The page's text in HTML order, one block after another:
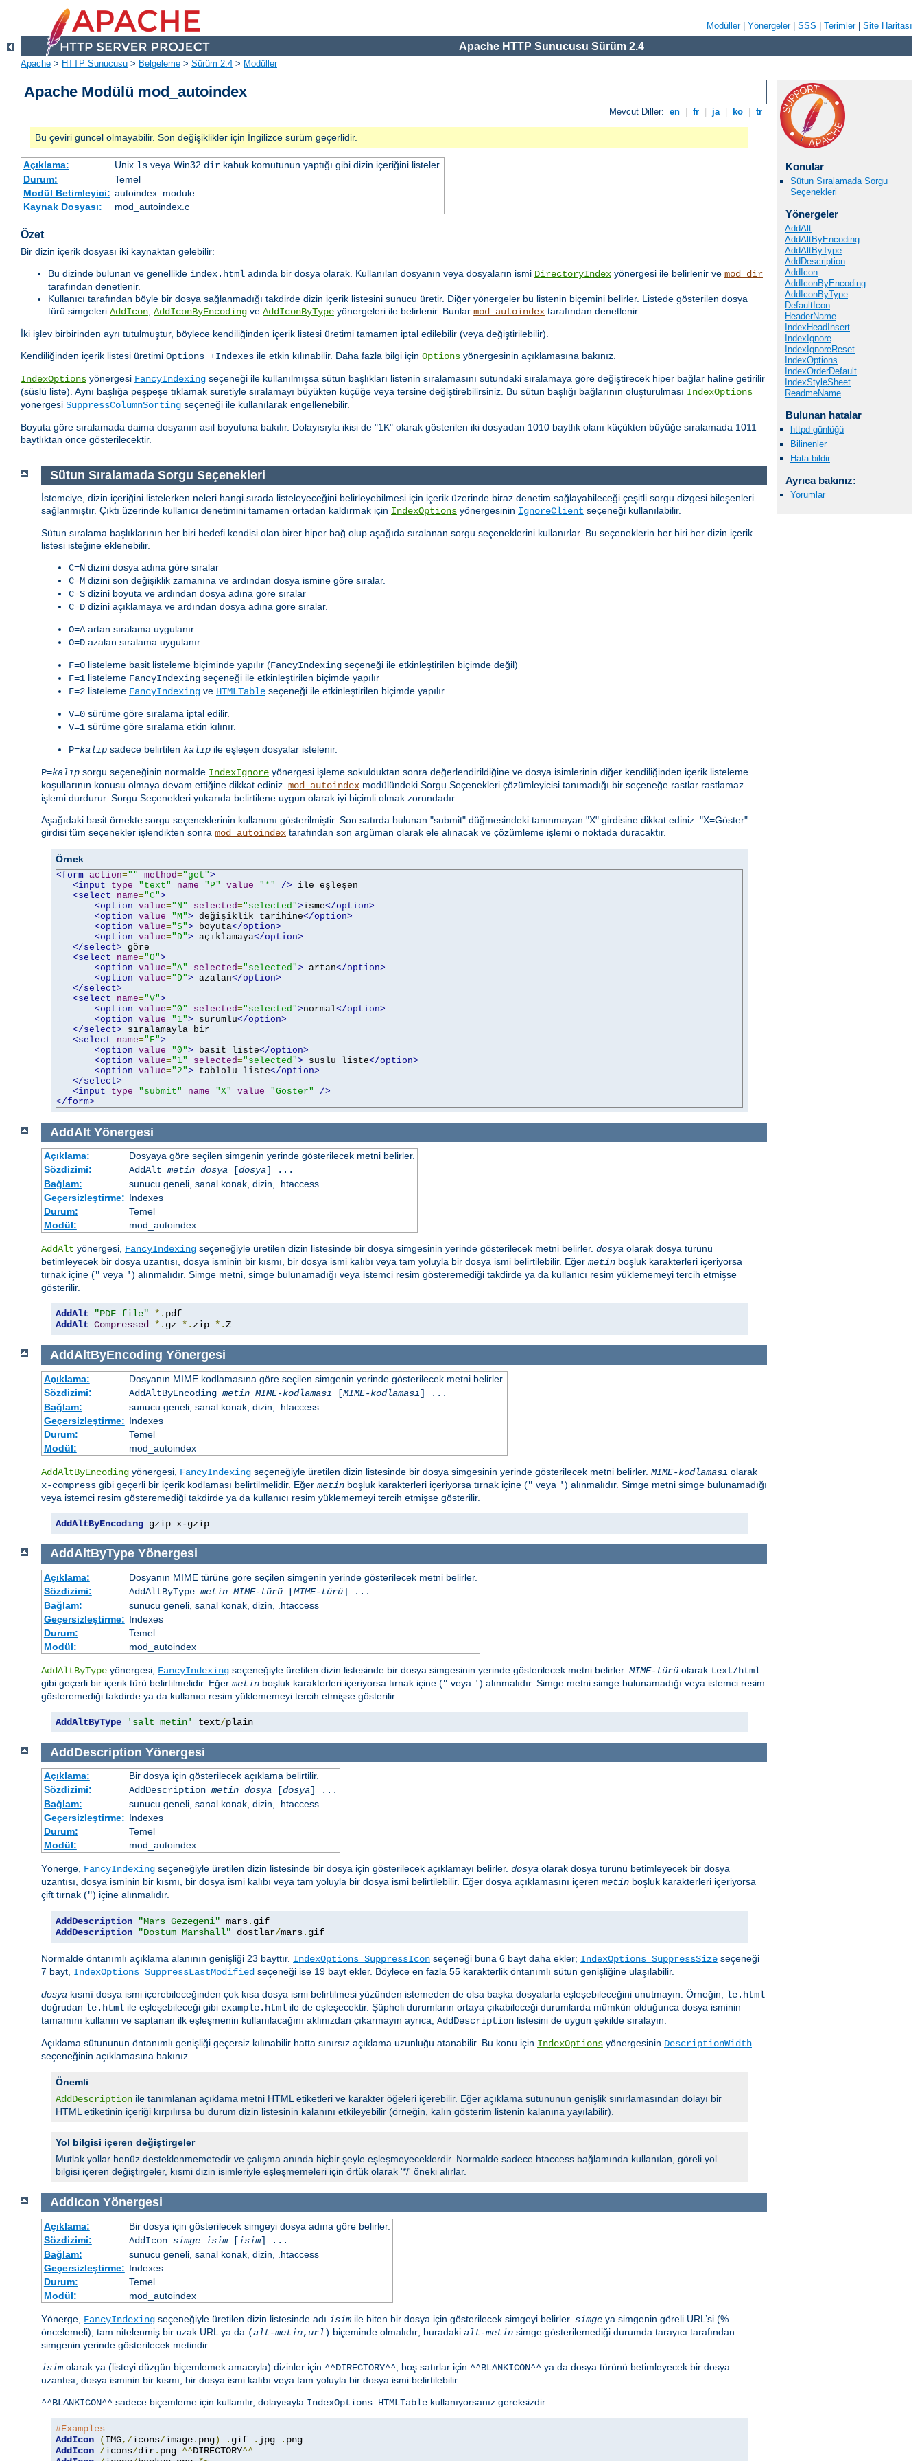
Modüller| Yönergeler| SSS Terimler| Site Haritası
Apache HTTP Sunucusu Sürüm 2.4
Apache > HTTP Sunucusu > Belgeleme > Sürüm 2.4 > Modüller
Apache Modülü mod_autoindex
Mevcut Diller: en fr ja ko tr
Bu çeviri güncel olmayabilir. Son değişiklikler için İngilizce sürüm geçerlidir.
Açıklama: Unix lsveya Win32 dirkabuk komutunun yaptığı gibi dizin içeriğini listeler.
Durum:
Temel
Modül Betimleyici: autoindex_module
Kaynak Dosyası:
mod_autoindex.c
Özet
Bir dizin içerik dosyası iki kaynaktan gelebilir:
Bu dizinde bulunan ve genellikle index.html adında bir dosya olarak. Kullanılan dosyanın veya dosyaların ismi DirectoryIndex yönergesi ile belirlenir ve mod_dir
tarafından denetlenir.
Kullanıcı tarafından böyle bir dosya sağlanmadığı takdirde dizin içerik listesini sunucu üretir. Diğer yönergeler bu listenin biçemini belirler. Listede gösterilen dosya
türü simgeleri AddIcon, AddIconByEncoding ve AddIconByType yönergeleri ile belirlenir. Bunlar mod_autoindex tarafından denetlenir.
İki işlev birbirinden ayrı tutulmuştur, böylece kendiliğinden içerik listesi üretimi tamamen iptal edilebilir (veya değiştirilebilir).
Kendiliğinden içerik listesi üretimi Options +Indexes ile etkin kılınabilir. Daha fazla bilgi için Options yönergesinin açıklamasına bakınız.
IndexOptions yönergesi FancyIndexing seçeneği ile kullanılmışsa sütun başlıkları listenin sıralamasını sütundaki sıralamaya göre değiştirecek hiper bağlar haline getirilir
(süslü liste). Aynı başlığa peşpeşe tıklamak suretiyle sıralamayı büyükten küçüğe veya tersine değiştirebilirsiniz. Bu sütun başlığı bağlarının oluşturulması IndexOptions
yönergesi SuppressColumnSorting seçeneği ile kullanılarak engellenebilir.
Boyuta göre sıralamada daima dosyanın asıl boyutuna bakılır. Dolayısıyla ikisi de "1K" olarak gösterilen iki dosyadan 1010 baytlık olanı küçükten büyüğe sıralamada 1011
baytlıktan önce gösterilecektir.
Konular
Sütun Sıralamada Sorgu
Seçenekleri
Yönergeler
AddAlt
AddAltByEncoding
AddAltByType
AddDescription
AddIcon
AddIconByEncoding
AddIconByType
DefaultIcon
HeaderName
IndexHeadInsert
IndexIgnore
IndexIgnoreReset
IndexOptions
IndexOrderDefault
IndexStyleSheet
ReadmeName
Bulunan hatalar
httpd günlüğü
Bilinenler
Hata bildir
Ayrıca bakınız:
Yorumlar
Sütun Sıralamada Sorgu Seçenekleri
İstemciye, dizin içeriğini listelerken neleri hangi sırada listeleyeceğini belirleyebilmesi için içerik üzerinde biraz denetim sağlayabileceği çeşitli sorgu dizgesi bileşenleri
sağlanmıştır. Çıktı üzerinde kullanıcı denetimini tamamen ortadan kaldırmak için IndexOptions yönergesinin IgnoreClient seçeneği kullanılabilir.
Sütun sıralama başlıklarının her biri hedefi kendisi olan birer hiper bağ olup aşağıda sıralanan sorgu seçeneklerini kullanırlar. Bu seçeneklerin her biri her dizin içerik
listesi isteğine eklenebilir.
C=N dizini dosya adına göre sıralar
C=M dizini son değişiklik zamanına ve ardından dosya ismine göre sıralar.
C=S dizini boyuta ve ardından dosya adına göre sıralar
C=D dizini açıklamaya ve ardından dosya adına göre sıralar.
O=A artan sıralama uygulanır.
O=D azalan sıralama uygulanır.
F=0 listeleme basit listeleme biçiminde yapılır (FancyIndexing seçeneği ile etkinleştirilen biçimde değil)
F=1 listeleme FancyIndexing seçeneği ile etkinleştirilen biçimde yapılır
F=2 listeleme FancyIndexing ve HTMLTable seçeneği ile etkinleştirilen biçimde yapılır.
V=0 sürüme göre sıralama iptal edilir.
V=1 sürüme göre sıralama etkin kılınır.
P=kalıp sadece belirtilen kalıp ile eşleşen dosyalar istelenir.
P=kalıp sorgu seçeneğinin normalde IndexIgnore yönergesi işleme sokulduktan sonra değerlendirildiğine ve dosya isimlerinin diğer kendiliğinden içerik listeleme
koşullarının konusu olmaya devam ettiğine dikkat ediniz. mod_autoindex modülündeki Sorgu Seçenekleri çözümleyicisi tanımadığı bir seçeneğe rastlar rastlamaz
işlemi durdurur. Sorgu Seçenekleri yukarıda belirtilene uygun olarak iyi biçimli olmak zorundadır.
Aşağıdaki basit örnekte sorgu seçeneklerinin kullanımı gösterilmiştir. Son satırda bulunan "submit" düğmesindeki tanınmayan "X" girdisine dikkat ediniz. "X=Göster"
girdisi tüm seçenekler işlendikten sonra mod_autoindex tarafından son argüman olarak ele alınacak ve çözümleme işlemi o noktada duracaktır.
Örnek
<form action="" method="get">
<input
type="text" name="P" value="*" /> ile eşleşen
<select
name="C">
<option value="N" selected="selected">isme</option>
<option value="M"> değişiklik tarihine</option>
<option value="S"> boyuta</option>
<option value="D"> açıklamaya</option>
</select> göre
<select
name="O">
<option value="A" selected="selected"> artan</option>
<option value="D"> azalan</option>
</select>
<select
name="V">
<option value="0" selected="selected">normal</option>
<option value="1"> sürümlü</option>
</select> sıralamayla bir
<select
name="F">
<option value="0"> basit liste</option>
<option value="1" selected="selected"> süslü liste</option>
<option value="2"> tablolu liste</option>
</select>
<input
type="submit" name="X" value="Göster"
/>
</form>
AddAlt Yönergesi
Açıklama:
Dosyaya göre seçilen simgenin yerinde gösterilecek metni belirler.
Sözdizimi:
AddAlt metin dosya[dosya] ...
Bağlam:
sunucu geneli, sanal konak, dizin, .htaccess
Geçersizleştirme: Indexes
Durum:
Temel
Modül:
mod_autoindex
AddAlt yönergesi, FancyIndexing seçeneğiyle üretilen dizin listesinde bir dosya simgesinin yerinde gösterilecek metni belirler. dosya olarak dosya türünü
betimleyecek bir dosya uzantısı, dosya isminin bir kısmı, bir dosya ismi kalıbı veya tam yoluyla bir dosya ismi belirtilebilir. Eğer metin boşluk karakterleri içeriyorsa
tırnak içine (" veya ') alınmalıdır. Simge metni, simge bulunamadığı veya istemci resim gösteremediği takdirde ya da kullanıcı resim yüklememeyi tercih etmişse
gösterilir.
AddAlt "PDF file" *.
AddAlt Compressed *. gz *. zip *.Z
AddAltByEncoding Yönergesi
Açıklama:
Dosyanın MIME kodlamasına göre seçilen simgenin yerinde gösterilecek metni belirler.
Sözdizimi:
AddAltByEncoding metin MIME-kodlaması [MIME-kodlaması] ...
Bağlam:
sunucu geneli, sanal konak, dizin, .htaccess
Geçersizleştirme: Indexes
Durum:
Temel
Modül:
mod_autoindex
AddAltByEncoding yönergesi, FancyIndexing seçeneğiyle üretilen dizin listesinde bir dosya simgesinin yerinde gösterilecek metni belirler. MIME-kodlaması olarak
x-compress gibi geçerli bir içerik kodlaması belirtilmelidir. Eğer metin boşluk karakterleri içeriyorsa tırnak içine (" veya ') alınmalıdır. Simge metni simge bulunamadığı
veya istemci resim gösteremediği takdirde ya da kullanıcı resim yüklememeyi tercih etmişse gösterilir.
AddAltByEncoding gzip x-gzip
AddAltByType Yönergesi
Açıklama:
Dosyanın MIME türüne göre seçilen simgenin yerinde gösterilecek metni belirler.
Sözdizimi:
AddAltByType metin MIME-türü[MIME-türü] ...
Bağlam:
sunucu geneli, sanal konak, dizin, .htaccess
Geçersizleştirme: Indexes
Durum:
Temel
Modül:
mod_autoindex
AddAltByType yönergesi, FancyIndexing seçeneğiyle üretilen dizin listesinde bir dosya simgesinin yerinde gösterilecek metni belirler. MIME-türü olarak text/html
gibi geçerli bir içerik türü belirtilmelidir. Eğer metin boşluk karakterleri içeriyorsa tırnak içine (" veya ') alınmalıdır. Simge metni simge bulunamadığı veya istemci resim
gösteremediği takdirde ya da kullanıcı resim yüklememeyi tercih etmişse gösterilir.
AddAltByType 'salt metin' text/plain
AddDescription Yönergesi
Açıklama:
Bir dosya için gösterilecek açıklama belirtilir.
Sözdizimi:
AddDescription metin dosya[dosya] ...
Bağlam:
sunucu geneli, sanal konak, dizin, .htaccess
Geçersizleştirme: Indexes
Durum:
Temel
Modül:
mod_autoindex
Yönerge, FancyIndexing seçeneğiyle üretilen dizin listesinde bir dosya için gösterilecek açıklamayı belirler. dosya olarak dosya türünü betimleyecek bir dosya
uzantısı, dosya isminin bir kısmı, bir dosya ismi kalıbı veya tam yoluyla bir dosya ismi belirtilebilir. Eğer dosya açıklamasını içeren metin boşluk karakterleri içeriyorsa
çift tırnak (") içine alınmalıdır.
AddDescription "Mars Gezegeni" mars. gif
AddDescription
"Dostum Marshall" dostlar/mars. gif
Normalde öntanımlı açıklama alanının genişliği 23 bayttır. IndexOptions SuppressIcon seçeneği buna 6 bayt daha ekler; IndexOptions SuppressSize seçeneği
7 bayt, IndexOptions SuppressLastModified seçeneği ise 19 bayt ekler. Böylece en fazla 55 karakterlik öntanımlı sütun genişliğine ulaşılabilir.
dosya kısmî dosya ismi içerebileceğinden çok kısa dosya ismi belirtilmesi yüzünden istemeden de olsa başka dosyalarla eşleşebileceğini unutmayın. Örneğin, le.html
doğrudan le.html ile eşleşebileceği gibi example.html ile de eşleşecektir. Şüpheli durumların ortaya çıkabileceği durumlarda mümkün olduğunca dosya isminin
tamamını kullanın ve saptanan ilk eşleşmenin kullanılacağını aklınızdan çıkarmayın ayrıca, AddDescription listesini de uygun şekilde sıralayın.
Açıklama sütununun öntanımlı genişliği geçersiz kılınabilir hatta sınırsız açıklama uzunluğu atanabilir. Bu konu için IndexOptions yönergesinin DescriptionWidth
seçeneğinin açıklamasına bakınız.
Önemli
AddDescription ile tanımlanan açıklama metni HTML etiketleri ve karakter öğeleri içerebilir. Eğer açıklama sütununun genişlik sınırlamasından dolayı bir
HTML etiketinin içeriği kırpılırsa bu durum dizin listesinin kalanını etkileyebilir (örneğin, kalın gösterim listenin kalanına yayılabilir).
Yol bilgisi içeren değiştirgeler
Mutlak yollar henüz desteklenmemetedir ve çalışma anında hiçbir şeyle eşleşmeyeceklerdir. Normalde sadece htaccess bağlamında kullanılan, göreli yol
bilgisi içeren değiştirgeler, kısmi dizin isimleriyle eşleşmemeleri için örtük olarak '*/' öneki alırlar.
AddIcon Yönergesi
Açıklama:
Bir dosya için gösterilecek simgeyi dosya adına göre belirler.
Sözdizimi:
AddIcon simge isim[isim] ...
Bağlam:
sunucu geneli, sanal konak, dizin, .htaccess
Geçersizleştirme: Indexes
Durum:
Temel
Modül:
mod_autoindex
Yönerge, FancyIndexing seçeneğiyle üretilen dizin listesinde adı isim ile biten bir dosya için gösterilecek simgeyi belirler. simge ya simgenin göreli URL’si (%
öncelemeli), tam nitelenmiş bir uzak URL ya da (alt-metin, url) biçeminde olmalıdır; buradaki alt-metin simge gösterilemediği durumda tarayıcı tarafından
simgenin yerinde gösterilecek metindir.
isim olarak ya (listeyi düzgün biçemlemek amacıyla) dizinler için ^^DIRECTORY^^ , boş satırlar için ^^BLANKICON^^ ya da dosya türünü betimleyecek bir dosya
uzantısı, dosya isminin bir kısmı, bir dosya ismi kalıbı veya tam yoluyla bir dosya ismi belirtilebilir.
^^BLANKICON^^ sadece biçemleme için kullanılır, dolayısıyla IndexOptions HTMLTable kullanıyorsanız gereksizdir.
#Examples
AddIcon
(IMG,/icons/image. png) . gif . jpg .
AddIcon /icons/dir. png ^^DIRECTORY^^